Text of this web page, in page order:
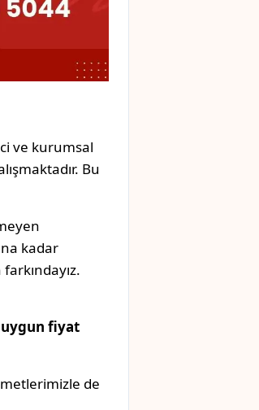
ve kurumsal
Bu
kadar
fiyat
de